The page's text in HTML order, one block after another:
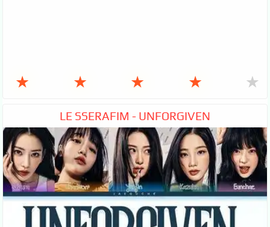
★ ★ ★ ★ ★
LE SSERAFIM - UNFORGIVEN